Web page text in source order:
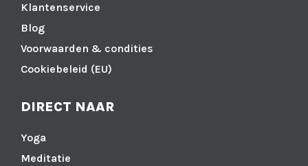
Klantenservice
Blog
Voorwaarden & condities
Cookiebeleid (EU)
DIRECT NAAR
Yoga
Meditatie